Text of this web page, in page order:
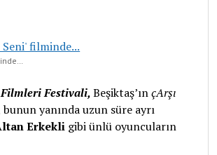
Festivali,Beşiktaş’ınçArşı
yanında uzun süre ayrı
Erkekligibi ünlü oyuncuların